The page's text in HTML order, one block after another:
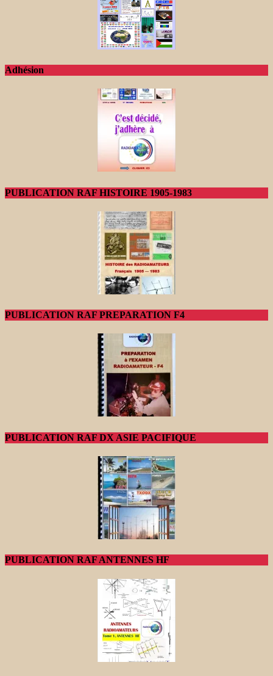
Adhésion
PUBLICATION RAF HISTOIRE 1905-1983
PUBLICATION RAF PREPARATION F4
PUBLICATION RAF DX ASIE PACIFIQUE
PUBLICATION RAF ANTENNES HF